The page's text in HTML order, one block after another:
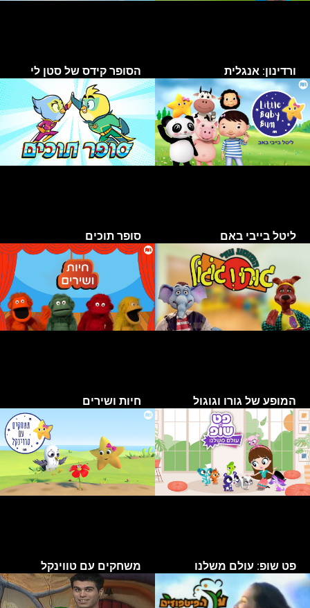
ורדינון: אנגלית הסופר קידס של סטן לי
ליטל בייבי באם סופר תוכים
המופע של גורו וגוגול חיות ושירים
פט שופ: עולם משלנו משחקים עם טווינקל